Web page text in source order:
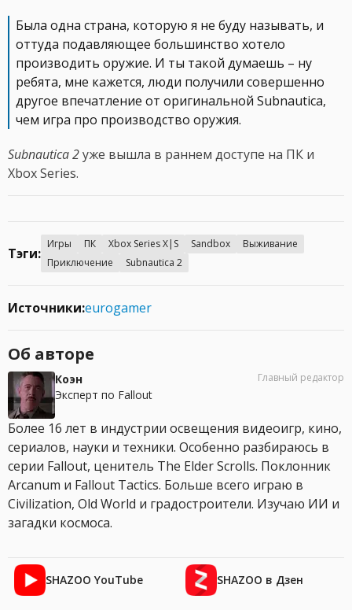
Была одна страна, которую я не буду называть, и
оттуда подавляющее большинство хотело
производить оружие. И ты такой думаешь – ну
ребята, мне кажется, люди получили совершенно
другое впечатление от оригинальной Subnautica,
чем игра про производство оружия.
Subnautica 2уже вышла в раннем доступе на ПК и
Xbox Series.
Тэги:
Игры ПК Xbox Series X|S Sandbox
Выживание
Приключение
Subnautica 2
Источники:eurogamer
Об авторе
Коэн
Эксперт по Fallout
Главный редактор
Более 16 лет в индустрии освещения видеоигр, кино,
сериалов, науки и техники. Особенно разбираюсь в
серии Fallout, ценитель The Elder Scrolls. Поклонник
Arcanum и Fallout Tactics. Больше всего играю в
Civilization, Old World и градостроители. Изучаю ИИ и
загадки космоса.
SHAZOO YouTube SHAZOO в Дзен